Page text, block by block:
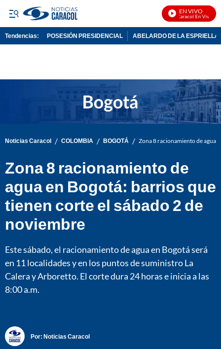
EN VIVO
Noticias Caracol En Vivo
Tendencias: POSESIÓN PRESIDENCIAL ABELARDO DE LA ESPRIELLA
Noticias Caracol / COLOMBIA / BOGOTÁ / Zona 8 racionamiento de agua
Zona 8 racionamiento de
agua en Bogotá: barrios que
tienen corte el sábado 2 de
noviembre
Este sábado, el racionamiento de agua en Bogotá será
en 11 localidades y en los puntos de suministro La
Calera y Arboretto. El corte dura 24 horas e inicia a las
8:00 a.m.
Por: Noticias Caracol